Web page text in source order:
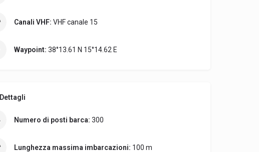
Canali VHF: VHF canale 15
Waypoint: 38°13.61 N 15°14.62 E
Dettagli
Numero di posti barca: 300
Lunghezza massima imbarcazioni: 100 m